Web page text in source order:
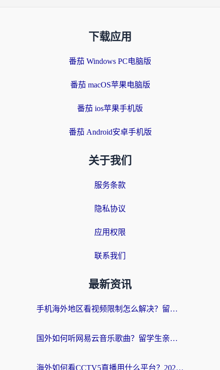
下载应用
番茄 Windows PC电脑版
番茄 macOS苹果电脑版
番茄 ios苹果手机版
番茄 Android安卓手机版
关于我们
服务条款
隐私协议
应用权限
联系我们
最新资讯
手机海外地区看视频限制怎么解决？留学生亲测有效的回国加速器指南
国外如何听网易云音乐歌曲？留学生亲测有效的回国加速方案
海外如何看CCTV5直播用什么平台？2026最新指南：看欧洲杯、中超、奥运不再卡